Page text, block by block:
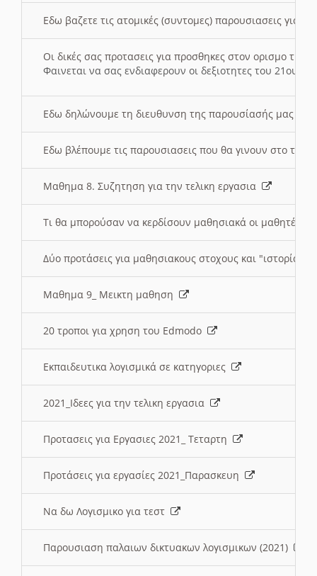
Εδω βαζετε τις ατομικές (συντομες) παρουσιασεις για
Οι δικές σας προτασεις για προσθηκες στον ορισμο
Φαινεται να σας ενδιαφερουν οι δεξιοτητες του 21ου
Εδω δηλώνουμε τη διευθυνση της παρουσίασής μας
Εδω βλέπουμε τις παρουσιασεις που θα γινουν στο
Μαθημα 8. Συζητηση για την τελικη εργασια
Τι θα μπορούσαν να κερδίσουν μαθησιακά οι μαθητές/
Δύο προτάσεις για μαθησιακους στοχους και "ιστορία"
Μαθημα 9_ Μεικτη μαθηση
20 τροποι για χρηση του Edmodo
Εκπαιδευτικα λογισμικά σε κατηγοριες
2021_Ιδεες για την τελικη εργασια
Προτασεις για Εργασιες 2021_ Τεταρτη
Προτάσεις για εργασίες 2021_Παρασκευη
Να δω Λογισμικο για τεστ
Παρουσιαση παλαιων δικτυακων λογισμικων (2021)